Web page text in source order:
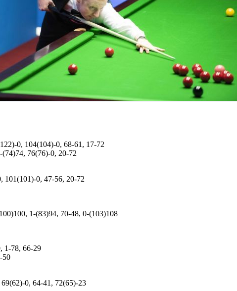
0, 104(104)-0, 68-61, 17-72
76(76)-0, 20-72
101(101)-0, 47-56, 20-72
1-(83)94, 70-48, 0-(103)108
1-78, 66-29
50
0, 64-41, 72(65)-23